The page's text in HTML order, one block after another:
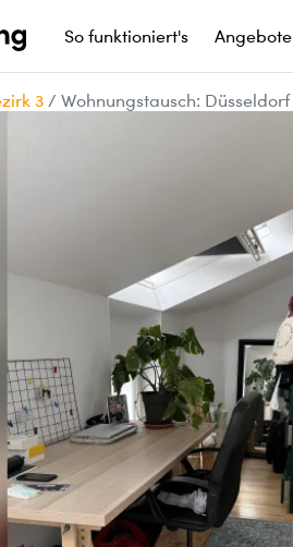
So funktioniert's
3 / Wohnungstausch: